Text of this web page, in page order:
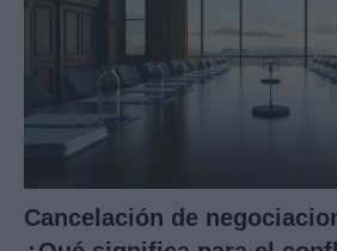
Cancelación de